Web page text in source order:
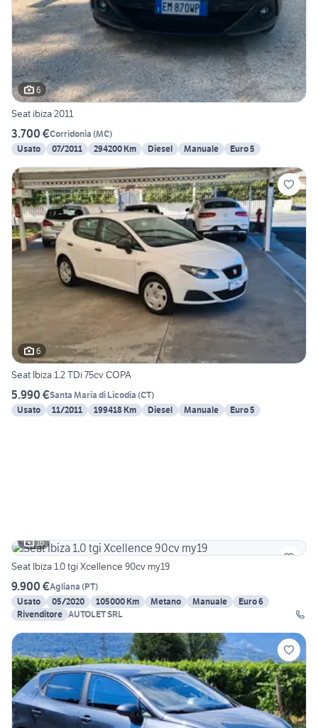
6
Seat ibiza 2011
3.700 €Corridonia (MC)
Usato
07/2011 294200 Km Diesel Manuale Euro 5
6
Seat Ibiza 1.2 TDi 75cv COPA
5.990 €Santa Maria di Licodia (CT)
Usato
11/2011 199418 Km Diesel Manuale Euro 5
16
Seat Ibiza 1.0 tgi Xcellence 90cv my19
9.900 €Agliana (PT)
Usato
05/2020 105000 Km Metano Manuale
Euro 6
Rivenditore AUTOLET SRL